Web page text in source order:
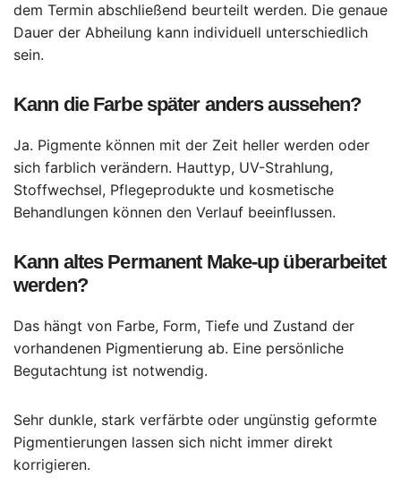
dem Termin abschließend beurteilt werden. Die genaue
Dauer der Abheilung kann individuell unterschiedlich
sein.
Kann die Farbe später anders aussehen?
Ja. Pigmente können mit der Zeit heller werden oder
sich farblich verändern. Hauttyp, UV-Strahlung,
Stoffwechsel, Pflegeprodukte und kosmetische
Behandlungen können den Verlauf beeinflussen.
Kann altes Permanent Make-up überarbeitet
werden?
Das hängt von Farbe, Form, Tiefe und Zustand der
vorhandenen Pigmentierung ab. Eine persönliche
Begutachtung ist notwendig.
Sehr dunkle, stark verfärbte oder ungünstig geformte
Pigmentierungen lassen sich nicht immer direkt
korrigieren.